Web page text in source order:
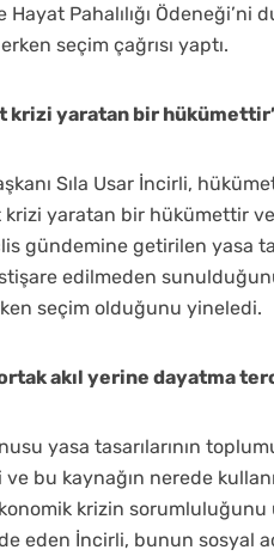
Hayat Pahalılığı
seçim çağrısı yaptı.
krizi yaratan bir
Sıla Usar İncirli,
krizi yaratan bir hükümettir
gündemine getirilen yasa
edilmeden
seçim olduğunu yineledi.
akıl yerine dayatma
yasa tasarılarının
bu kaynağın nerede
krizin
eden İncirli, bunun